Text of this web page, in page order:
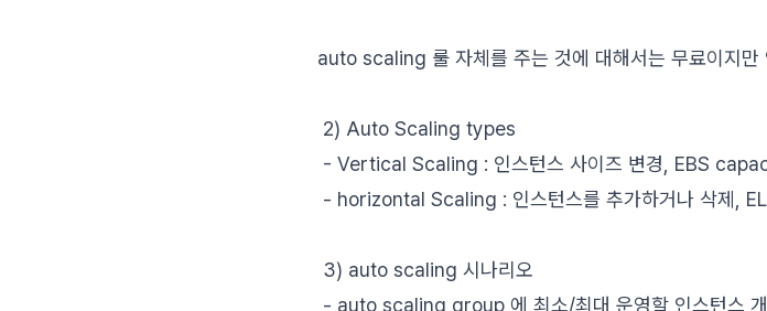
auto scaling 룰 자체를 주는 것에 대해서는 무료이지만
2) Auto Scaling types
- Vertical Scaling : 인스턴스 사이즈 변경, EBS
- horizontal Scaling : 인스턴스를 추가하거나 삭제,
3) auto scaling 시나리오
- auto scaling group 에 최소/최대 운영할 인스턴스 개